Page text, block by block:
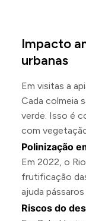
Impacto
urbanas
Em visitas a
Cada colmeia
verde. Isso é
com
Polinização
Em 2022, o
frutificação
ajuda
Riscos do